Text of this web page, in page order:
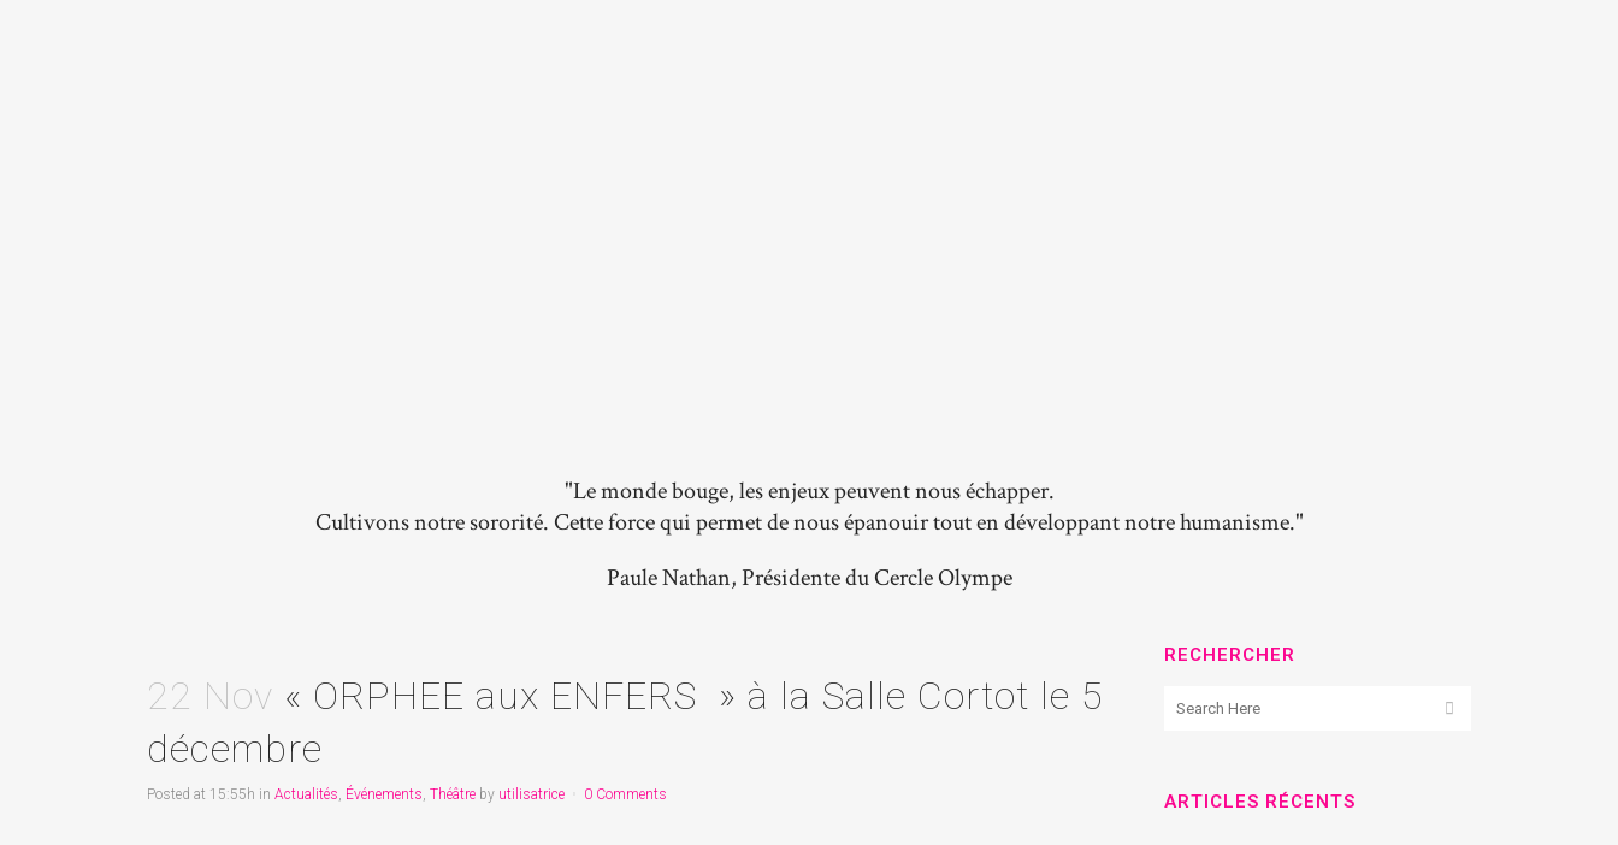
"Le monde bouge, les enjeux peuvent nous échapper.
Cultivons notre sororité. Cette force qui permet de nous épanouir tout en développant notre humanisme."
Paule Nathan, Présidente du Cercle Olympe
22 Nov « ORPHEE aux ENFERS » à la Salle Cortot le 5
décembre
Posted at 15:55h in Actualités, Événements, Théâtre by utilisatrice 0 Comments
RECHERCHER
ARTICLES RÉCENTS